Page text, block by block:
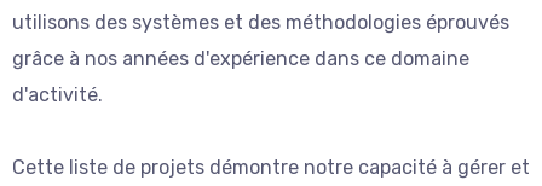
utilisons des systèmes et des méthodologies éprouvés
grâce à nos années d'expérience dans ce domaine
d'activité.
Cette liste de projets démontre notre capacité à gérer et